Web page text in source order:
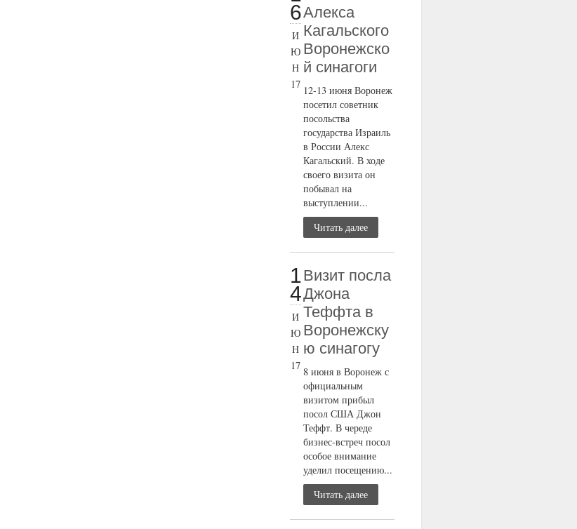
6
И
Ю
Н
17
Алекса
Кагальского
Воронежско
й синагоги
12-13 июня Воронеж
посетил советник
посольства
государства Израиль
в России Алекс
Кагальский. В ходе
своего визита он
побывал на
выступлении...
Читать далее
1
4
И
Ю
Н
17
Визит посла
Джона
Теффта в
Воронежску
ю синагогу
8 июня в Воронеж с
официальным
визитом прибыл
посол США Джон
Теффт. В череде
бизнес-встреч посол
особое внимание
уделил посещению...
Читать далее